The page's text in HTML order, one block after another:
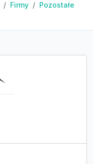
Firmy
Pozostałe